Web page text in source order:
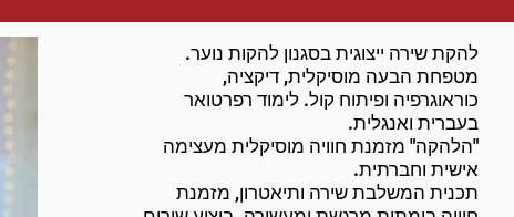
להקת שירה ייצוגית בסגנון להקות נוער.
מטפחת הבעה מוסיקלית, דיקציה,
כוראוגרפיה ופיתוח קול. לימוד רפרטואר
בעברית ואנגלית.
"הלהקה" מזמנת חוויה מוסיקלית מעצימה
אישית וחברתית.
תכנית המשלבת שירה ותיאטרון, מזמנת